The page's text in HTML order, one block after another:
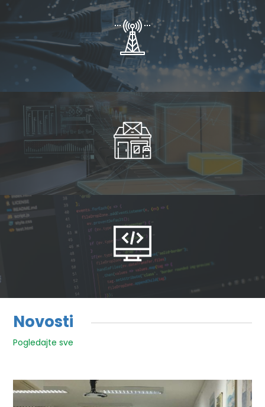
Novosti
Pogledajte sve